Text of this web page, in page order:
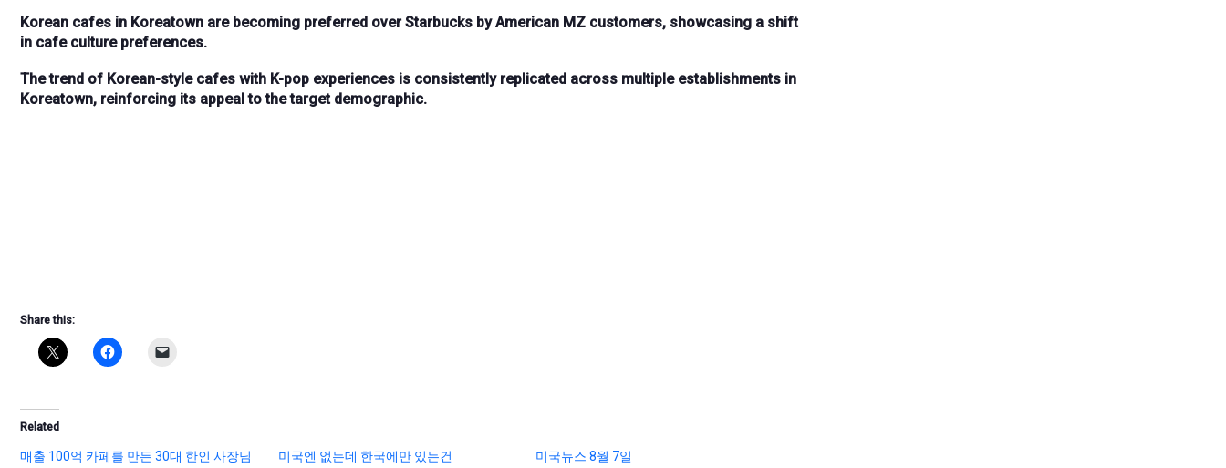
Korean cafes in Koreatown are becoming preferred over Starbucks by American MZ customers, showcasing a shift
in cafe culture preferences.
Thetrend of Korean-style cafes with K-pop experiences is consistently replicated across multiple establishments in
Koreatown, reinforcing its appeal to the target demographic.
Share this:
Related
매출 100억 카페를 만든 30대 한인 사장님
미국엔 없는데 한국에만 있는건
미국뉴스 8월 7일